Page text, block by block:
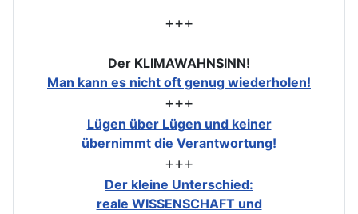
+++
Der KLIMAWAHNSINN!
Man kann es nicht oft genug wiederholen!
+++
Lügen über Lügen und keiner
übernimmt die Verantwortung!
+++
Der kleine Unterschied:
reale WISSENSCHAFT und